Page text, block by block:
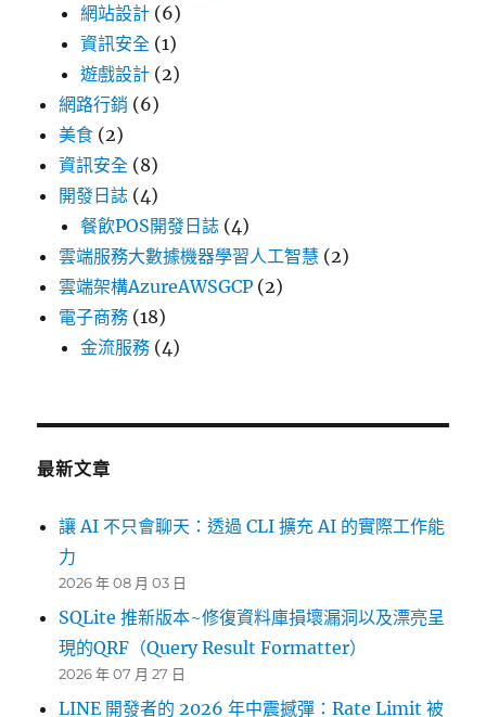
網站設計 (6)
資訊安全 (1)
遊戲設計 (2)
網路行銷 (6)
美食 (2)
資訊安全 (8)
開發日誌 (4)
餐飲POS開發日誌 (4)
雲端服務大數據機器學習人工智慧 (2)
雲端架構AzureAWSGCP (2)
電子商務 (18)
金流服務 (4)
最新文章
讓 AI 不只會聊天：透過 CLI 擴充 AI 的實際工作能
力
2026 年 08 月 03 日
SQLite 推新版本~修復資料庫損壞漏洞以及漂亮呈
現的QRF（Query Result Formatter）
2026 年 07 月 27 日
LINE 開發者的 2026 年中震撼彈：Rate Limit 被